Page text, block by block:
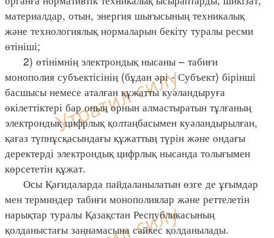
материалдар, отын, энергия шығысының техникалық
және технологиялық нормаларын бекіту туралы ресми
өтініші;
2) өтінімнің электрондық нысаны – табиғи
монополия субъектісінің (бұдан әрі - Субъект) бірінші
басшысы немесе аталған құжатты куәландыруға
өкілеттіктері бар оның орнын алмастыратын тұлғаның
электрондық цифрлық қолтаңбасымен куәландырылған,
қағаз түпнұсқасындағы құжаттың түрін және ондағы
деректерді электрондық цифрлық нысанда толығымен
көрсететін құжат.
Осы Қағидаларда пайдаланылатын өзге де ұғымдар
мен терминдер табиғи монополиялар және реттелетін
нарықтар туралы Қазақстан Республикасының
қолданыстағы заңнамасына сәйкес қолданылады.